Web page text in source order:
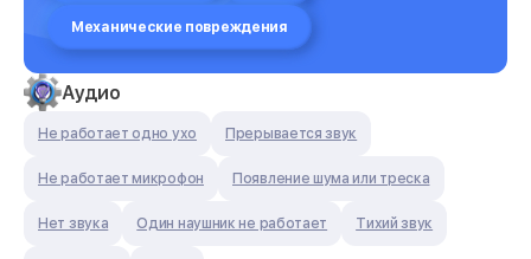
Механические повреждения
Аудио
Не работает одно ухо Прерывается звук
Не работает микрофон Появление шума или треска
Нет звука Один наушник не работает Тихий звук